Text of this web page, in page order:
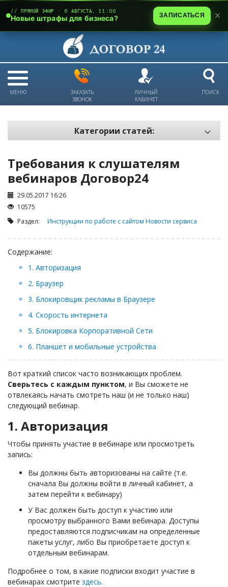
МЕНЮ
ЗАКАЗАТЬ
ЗВОНОК
ЛИЧНЫЙ
КАБИНЕТ
ПОИСК
Категории статей:
Электронный документооборот и цифровая подпись
Трудовые отношения
Техника безопасности и охрана труда
Интернет и право
Корпоративные отношения
Государственные закупки
Заключение, изменение и расторжение договоров
Налоги и налогообложение
Новости сервиса
Архив
Требования к слушателям
вебинаров Договор24
29.05.2017 16:26
10575
Раздел: Инструкции по работе с сайтом Новости сервиса
Содержание:
1. Авторизация
2. Браузер
3. Блокировщик рекламы в Браузере
4. Скорость интернета
5. Блокировка Корпоративной Сети
6. Планшет и мобильные устройства
Вот краткий список часто возникающих проблем.
Сверьтесь с каждым пунктом, и Вы сможете не
отвлекаясь начать смотреть наш (и не только наш)
следующий вебинар.
1. Авторизация
Чтобы принять участие в вебинаре или просмотреть
запись:
Вы должны быть авторизованы на сайте (т.е.
сначала Вы должны войти в личный кабинет, а
затем перейти к вебинару)
У Вас должен быть доступ к участию или
просмотру выбранного Вами вебинара. Доступы
предоставляются подписчикам на определенные
пакеты услуг, либо Вы приобретаете доступ к
отдельным вебинарам.
Подробнее о том, в какие подписки входит участие в
вебинарах смотрите здесь.
// ПРЯМОЙ ЭФИР · 6 АВГУСТА, 11:00
Новые штрафы для бизнеса? ЗАПИСАТЬСЯ